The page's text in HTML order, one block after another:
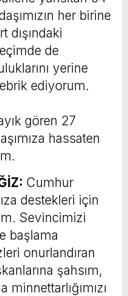
her birine
dışındaki
de
yerine
ediyorum.
gören 27
hassaten
Cumhur
destekleri için
Sevincimizi
başlama
onurlandıran
şahsım,